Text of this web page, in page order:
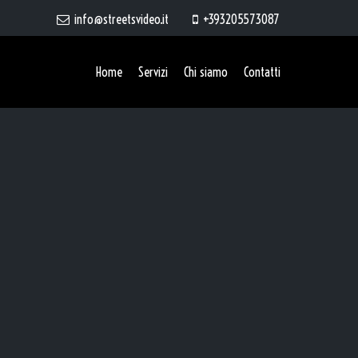
+393205573087
info@streetsvideo.it
Home Servizi Chi siamo Contatti